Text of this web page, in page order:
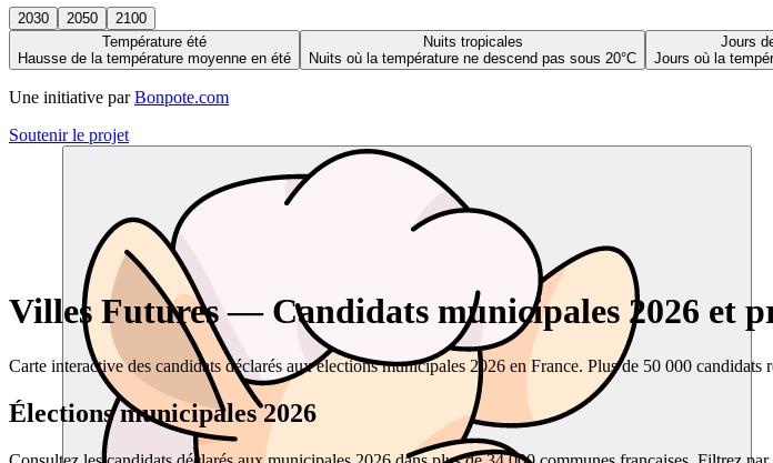
2030 2050
2100
Température été
Hausse de la température moyenne en été
Nuits tropicales
Nuits où la température ne descend pas sous 20°C
Jours
Jours où la
Une initiative par Bonpote.com
Soutenir le projet
Villes Futures — Candidats municipales 2026 et
Carte interactive des candidats déclarés aux élections municipales 2026 en France. Plus de 50 000
Élections municipales 2026